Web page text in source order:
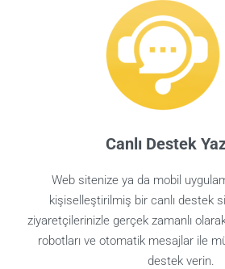
Canlı Destek
Web sitenize ya da mobil
kişiselleştirilmiş bir canlı destek
ziyaretçilerinizle gerçek zamanlı
robotları ve otomatik mesajlar ile
destek verin.